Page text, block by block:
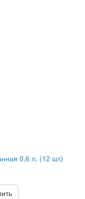
0,6 л. (12 шт)